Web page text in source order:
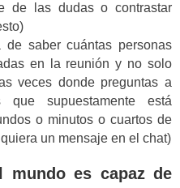
de las dudas o contrastar
saber cuántas personas
en la reunión y no solo
veces donde preguntas a
supuestamente está
o minutos o cuartos de
un mensaje en el chat)
mundo es capaz de